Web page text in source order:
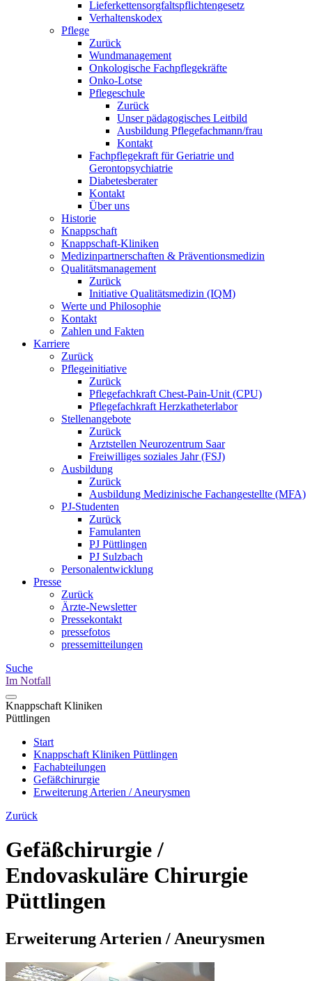
Lieferkettensorgfaltspflichtengesetz
Verhaltenskodex
Pflege
Zurück
Wundmanagement
Onkologische Fachpflegekräfte
Onko-Lotse
Pflegeschule
Zurück
Unser pädagogisches Leitbild
Ausbildung Pflegefachmann/frau
Kontakt
Fachpflegekraft für Geriatrie und
Gerontopsychiatrie
Diabetesberater
Kontakt
Über uns
Historie
Knappschaft
Knappschaft-Kliniken
Medizinpartnerschaften & Präventionsmedizin
Qualitäts­management
Zurück
Initiative Qualitätsmedizin (IQM)
Werte und Philosophie
Kontakt
Zahlen und Fakten
Karriere
Zurück
Pflegeinitiative
Zurück
Pflegefachkraft Chest-Pain-Unit (CPU)
Pflegefachkraft Herzkatheterlabor
Stellenangebote
Zurück
Arztstellen Neurozentrum Saar
Freiwilliges soziales Jahr (FSJ)
Ausbildung
Zurück
Ausbildung Medizinische Fachangestellte (MFA)
PJ-Studenten
Zurück
Famulanten
PJ Püttlingen
PJ Sulzbach
Personalentwicklung
Presse
Zurück
Ärzte-Newsletter
Pressekontakt
pressefotos
pressemitteilungen
Suche
Im Notfall
Knappschaft Kliniken
Püttlingen
Start
Knappschaft Kliniken Püttlingen
Fachabteilungen
Gefäßchirurgie
Erweiterung Arterien / Aneurysmen
Zurück
Gefäßchirurgie /
Endovaskuläre Chirurgie
Püttlingen
Erweiterung Arterien / Aneurysmen